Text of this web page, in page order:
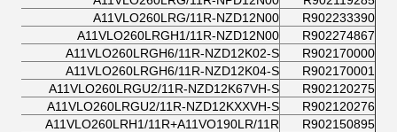
R902233390
A11VLO260LRG/11R-NZD12N00
R902274867
A11VLO260LRGH1/11R-NZD12N00
R902170000
A11VLO260LRGH6/11R-NZD12K02-S
R902170001
A11VLO260LRGH6/11R-NZD12K04-S
R902120275
A11VLO260LRGU2/11R-NZD12K67VH-S
R902120276
A11VLO260LRGU2/11R-NZD12KXXVH-S
R902150895
A11VLO260LRH1/11R+A11VO190LR/11R